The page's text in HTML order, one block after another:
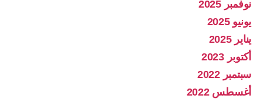
نوفمبر 2025
يونيو 2025
يناير 2025
أكتوبر 2023
سبتمبر 2022
أغسطس 2022